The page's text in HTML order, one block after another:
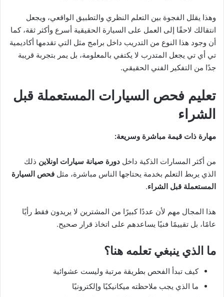
وهذا يقلل الفجوة بين التعلم النظري والتطبيق الواقعي، ويجعل
انتقالك لاحقًا إلى العمل على السيارة الحقيقية أسرع وأكثر ثقة، كما
أن وجود هذا النوع من التدريب داخل برامج مثل التي تقدمها أكاديمية
تي أي تي يجعل المتدرب لا يكتفي بالمعلومة، بل يمر بتجربة قريبة
جدًا من التفكير الفني الحقيقي.
تعليم فحص السيارات المستعملة قبل
الشراء
مهارة ذات قيمة مباشرة وسريعة:
من أكثر المسارات الذكية داخل دورة صيانة سيارات اونلاين ذلك
الذي يربط التعلم بخدمة يحتاجها الناس مباشرة، مثل فحص السيارة
المستعملة قبل الشراء.
هذا المجال مهم لأن عددًا كبيرًا من المشترين لا يريدون فقط رأيًا
عامًا، بل تقييمًا فنيًا يساعدهم على اتخاذ قرار صحيح.
ما الذي ينبغي تعلمه هنا؟
كيف تبدأ الفحص بطريقة مرتبة وليست عشوائية
ما الذي يجب ملاحظته ميكانيكيًا وإلكترونيًا